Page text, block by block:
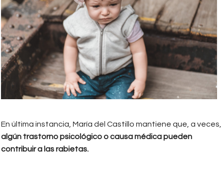
En última instancia, María del Castillo mantiene que, a veces,
algún trastorno psicológico o causa médica pueden
contribuir a las rabietas.